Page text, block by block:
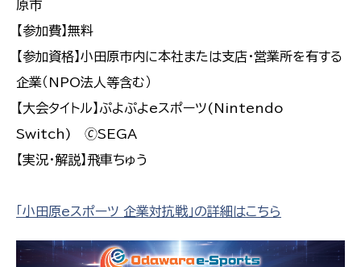
原市
【参加費】無料
【参加資格】小田原市内に本社または支店・営業所を有する
企業（NPO法人等含む）
【大会タイトル】ぷよぷよeスポーツ(Nintendo
Switch) 🄫SEGA
【実況・解説】飛車ちゅう
「小田原eスポーツ 企業対抗戦」の詳細はこちら